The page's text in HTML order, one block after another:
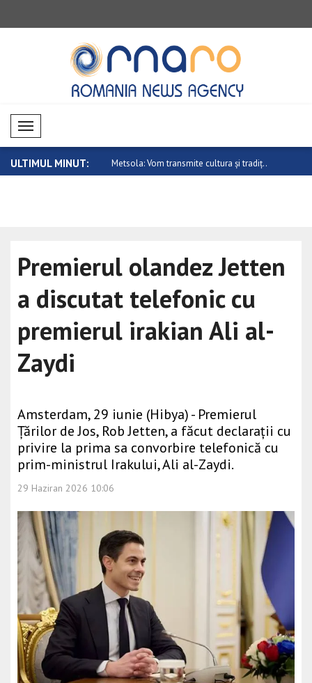
Mobil Menü
ULTIMUL MINUT:
nu este cineva care vrea Metsola: Vom transmite cultura și tradiț..
Premierul olandez Jetten
a discutat telefonic cu
premierul irakian Ali al-
Zaydi
Amsterdam, 29 iunie (Hibya) - Premierul
Țărilor de Jos, Rob Jetten, a făcut declarații cu
privire la prima sa convorbire telefonică cu
prim-ministrul Irakului, Ali al-Zaydi.
29 Haziran 2026 10:06